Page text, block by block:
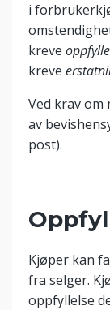
i
kreve oppfyl
kreve
Ved krav
av
post).
Kjøper kan
fra selger.
oppfyllelse